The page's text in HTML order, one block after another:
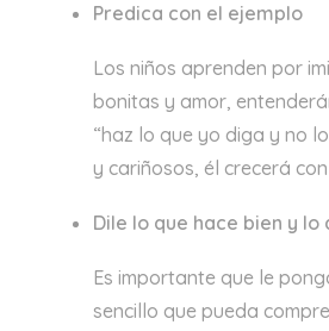
Predica con el ejemplo
Los niños aprenden por
bonitas y amor,
“haz lo que yo diga y no
y cariñosos, él crecerá
Dile lo que hace bien y lo
Es importante que le
sencillo que pueda